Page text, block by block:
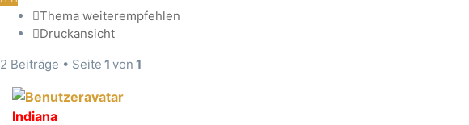
Thema weiterempfehlen
Druckansicht
2 Beiträge • Seite 1 von 1
Indiana